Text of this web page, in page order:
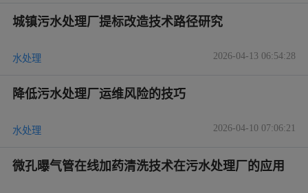
城镇污水处理厂提标改造技术路径研究
水处理 2026-04-13 06:54:28
降低污水处理厂运维风险的技巧
水处理 2026-04-10 07:06:21
微孔曝气管在线加药清洗技术在污水处理厂的应用